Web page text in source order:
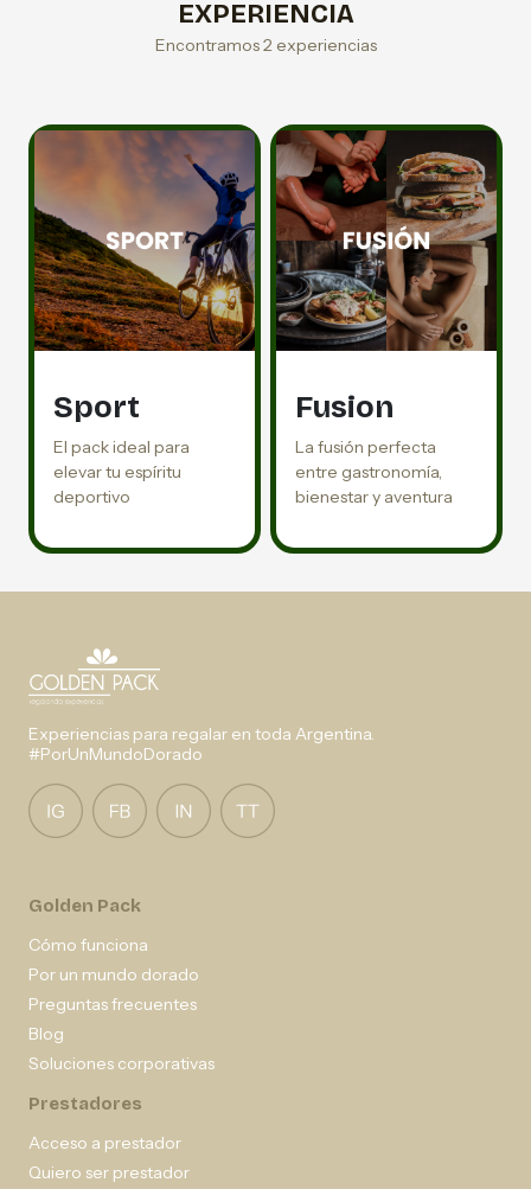
EXPERIENCIA
Encontramos 2 experiencias
Sport
El pack ideal para
elevar tu espíritu
deportivo
Fusion
La fusión perfecta
entre gastronomía,
bienestar y aventura
Experiencias para regalar en toda Argentina.
#PorUnMundoDorado
Golden Pack
Cómo funciona
Por un mundo dorado
Preguntas frecuentes
Blog
Soluciones corporativas
Prestadores
Acceso a prestador
Quiero ser prestador